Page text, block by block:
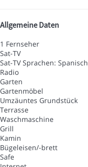
Allgemeine Daten
1 Fernseher
Sat-TV
Sat-TV Sprachen:
Radio
Garten
Gartenmöbel
Umzäuntes Grundstück
Terrasse
Waschmaschine
Grill
Kamin
Bügeleisen/-brett
Safe